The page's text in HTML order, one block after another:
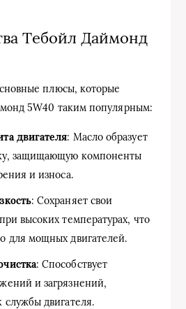
Тебойл Даймонд
плюсы, которые
5W40 таким популярным:
двигателя: Масло образует
защищающую компоненты
и износа.
: Сохраняет свои
высоких температурах, что
для мощных двигателей.
: Способствует
и загрязнений,
службы двигателя.